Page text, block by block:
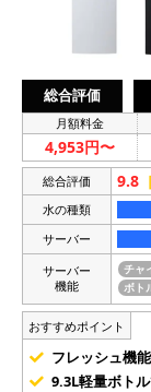
総合評価
月額料金
4,953円〜
総合評価 9.8
水の種類
サーバー
サーバー
機能
チャ
ボト
おすすめポイント
フレッシュ機
9.3L軽量ボト